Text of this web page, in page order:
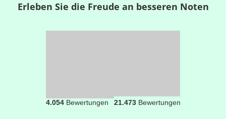
Erleben Sie die Freude an besseren Noten
4.054Bewertungen 21.473Bewertungen